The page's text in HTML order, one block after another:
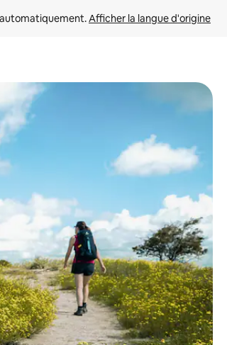
Afficher la langue d'origine
ou en appuyant et en faisant glisser.